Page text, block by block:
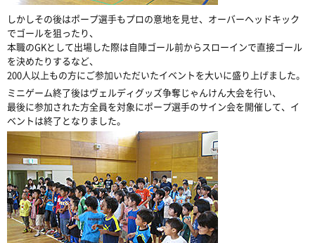
しかしその後はポープ選手もプロの意地を見せ、オーバーヘッドキック
でゴールを狙ったり、
本職のGKとして出場した際は自陣ゴール前からスローインで直接ゴール
を決めたりするなど、
200人以上もの方にご参加いただいたイベントを大いに盛り上げました。
ミニゲーム終了後はヴェルディグッズ争奪じゃんけん大会を行い、
最後に参加された方全員を対象にポープ選手のサイン会を開催して、イ
ベントは終了となりました。